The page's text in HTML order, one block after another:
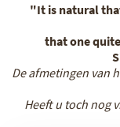
"It is natural
that one
De afmetingen van
Heeft u toch nog